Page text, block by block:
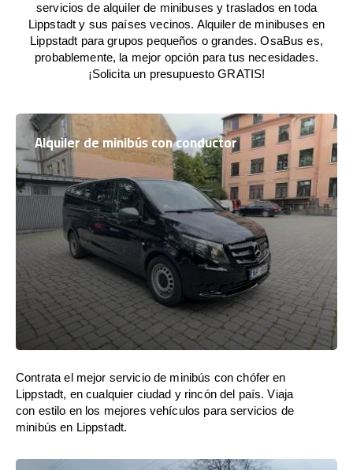
servicios de alquiler de minibuses y traslados en toda
Lippstadt y sus países vecinos. Alquiler de minibuses en
Lippstadt para grupos pequeños o grandes. OsaBus es,
probablemente, la mejor opción para tus necesidades.
¡Solicita un presupuesto GRATIS!
Alquiler de minibús con conductor
Contrata el mejor servicio de minibús con chófer en
Lippstadt, en cualquier ciudad y rincón del país. Viaja
con estilo en los mejores vehículos para servicios de
minibús en Lippstadt.